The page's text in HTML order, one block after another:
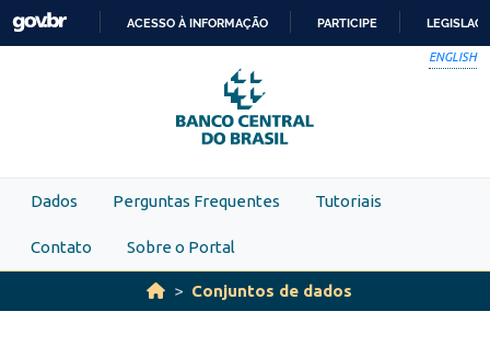
Skip to main content
PARA
O
CONTEÚDO
ACESSO À INFORMAÇÃO PARTICIPE
ENGLISH
Dados Perguntas Frequentes Tutoriais
Contato Sobre o Portal
Conjuntos de dados